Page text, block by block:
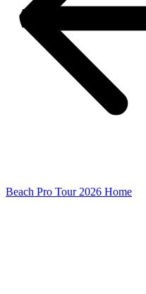
Beach Pro Tour 2026 Home